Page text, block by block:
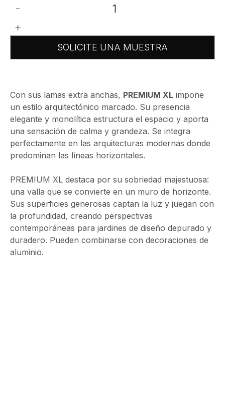
-
+
SOLICITE UNA MUESTRA
Con sus lamas extra anchas, PREMIUM XL impone
un estilo arquitectónico marcado. Su presencia
elegante y monolítica estructura el espacio y aporta
una sensación de calma y grandeza. Se integra
perfectamente en las arquitecturas modernas donde
predominan las líneas horizontales.
PREMIUM XL destaca por su sobriedad majestuosa:
una valla que se convierte en un muro de horizonte.
Sus superficies generosas captan la luz y juegan con
la profundidad, creando perspectivas
contemporáneas para jardines de diseño depurado y
duradero. Pueden combinarse con decoraciones de
aluminio.